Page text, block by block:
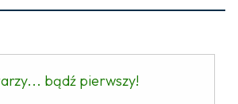
bądź pierwszy!